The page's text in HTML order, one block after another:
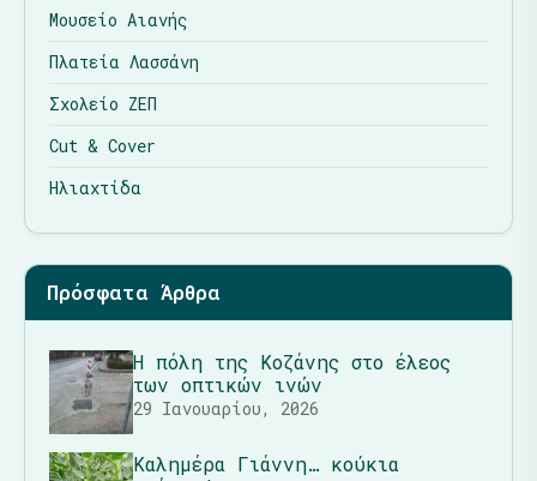
Μουσείο Αιανής
Πλατεία Λασσάνη
Σχολείο ΖΕΠ
Cut & Cover
Ηλιαχτίδα
Πρόσφατα Άρθρα
Η πόλη της Κοζάνης στο έλεος
των οπτικών ινών
29 Ιανουαρίου, 2026
Καλημέρα Γιάννη… κούκια